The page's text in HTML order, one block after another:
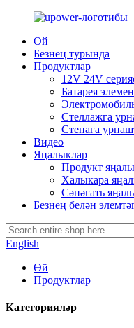
Өй
Безнең турында
Продуктлар
12V 24V
Батарея
Стеллажга
Стенага
Видео
Яңалыклар
Продукт
Халыкара
Сәнәгать
Безнең белән
English
Өй
Продуктлар
Категорияләр